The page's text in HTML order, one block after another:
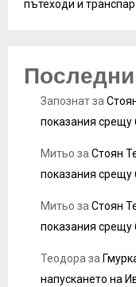
пътеходи и
Запознатза
показания срещу
Митьо за Стоян
показания срещу
Митьо за Стоян
показания срещу
Теодора за
напускането на